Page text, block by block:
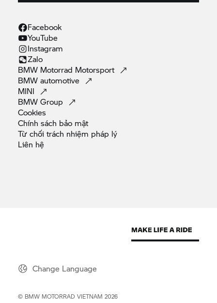
Facebook
YouTube
Instagram
Zalo
BMW Motorrad Motorsport
BMWautomotive
MINI
BMWGroup
Cookies
Chính sách bảo mật
Từ chối trách nhiệm pháp lý
Liên hệ
Change Language
© BMW MOTORRAD VIETNAM 2026